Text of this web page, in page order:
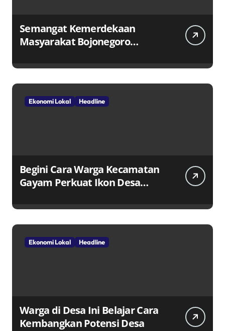
Semangat Kemerdekaan
Masyarakat Bojonegoro
Ekonomi Lokal Headline
Begini Cara Warga Kecamatan
Gayam Perkuat Ikon Desa
Melalui TPID
Ekonomi Lokal Headline
Warga di Desa Ini Belajar Cara
Kembangkan Potensi Desa